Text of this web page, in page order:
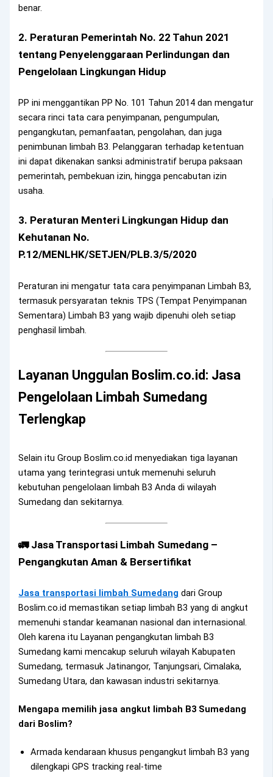
benar.
2. Peraturan Pemerintah No. 22 Tahun 2021
tentang Penyelenggaraan Perlindungan dan
Pengelolaan Lingkungan Hidup
PP ini menggantikan PP No. 101 Tahun 2014 dan mengatur
secara rinci tata cara penyimpanan, pengumpulan,
pengangkutan, pemanfaatan, pengolahan, dan juga
penimbunan limbah B3. Pelanggaran terhadap ketentuan
ini dapat dikenakan sanksi administratif berupa paksaan
pemerintah, pembekuan izin, hingga pencabutan izin
usaha.
3. Peraturan Menteri Lingkungan Hidup dan
Kehutanan No.
P.12/MENLHK/SETJEN/PLB.3/5/2020
Peraturan ini mengatur tata cara penyimpanan Limbah B3,
termasuk persyaratan teknis TPS (Tempat Penyimpanan
Sementara) Limbah B3 yang wajib dipenuhi oleh setiap
penghasil limbah.
Layanan Unggulan Boslim.co.id: Jasa
Pengelolaan Limbah Sumedang
Terlengkap
Selain itu Group Boslim.co.id menyediakan tiga layanan
utama yang terintegrasi untuk memenuhi seluruh
kebutuhan pengelolaan limbah B3 Anda di wilayah
Sumedang dan sekitarnya.
🚛 Jasa Transportasi Limbah Sumedang –
Pengangkutan Aman & Bersertifikat
Jasa transportasi limbah Sumedang dari Group
Boslim.co.id memastikan setiap limbah B3 yang di angkut
memenuhi standar keamanan nasional dan internasional.
Oleh karena itu Layanan pengangkutan limbah B3
Sumedang kami mencakup seluruh wilayah Kabupaten
Sumedang, termasuk Jatinangor, Tanjungsari, Cimalaka,
Sumedang Utara, dan kawasan industri sekitarnya.
Mengapa memilih jasa angkut limbah B3 Sumedang
dari Boslim?
Armada kendaraan khusus pengangkut limbah B3 yang
dilengkapi GPS tracking real-time